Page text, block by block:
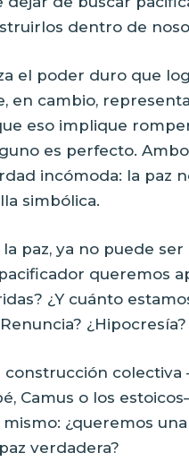
dentro de
el poder duro que
en cambio,
eso implique
es perfecto.
incómoda: la paz
simbólica.
la paz, ya no puede
queremos
¿Y cuánto
¿Hipocresía?
construcción
Camus o los
¿queremos
verdadera?